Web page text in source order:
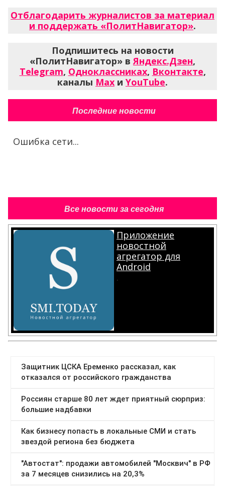
Отблагодарить журналистов за материал
и поддержать «ПолитНавигатор».
Подпишитесь на новости
«ПолитНавигатор» вЯндекс.Дзен,
Telegram, Одноклассниках, Вконтакте,
каналы Max и YouTube.
Последние новости
Ошибка сети...
Все новости за сегодня
Приложение
новостной
агрегатор для
Android
.